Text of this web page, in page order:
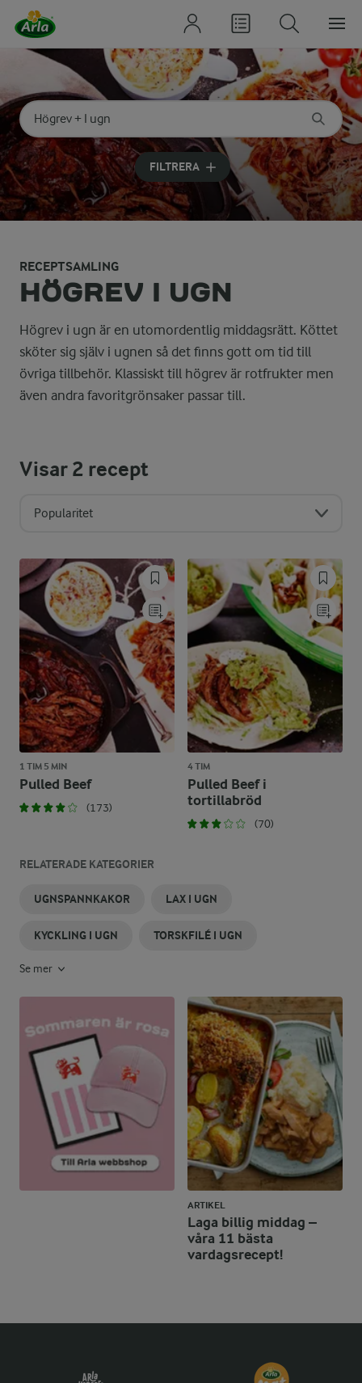
Sök på kategori eller ingrediens
Skriv in sökord för att få förslag
FILTRERA
RECEPTSAMLING
HÖGREV I UGN
Högrev i ugn är en utomordentlig middagsrätt. Köttet
sköter sig själv i ugnen så det finns gott om tid till
övriga tillbehör. Klassiskt till högrev är rotfrukter men
även andra favoritgrönsaker passar till.
Visar2 recept
Popularitet
1 TIM 5 MIN
Pulled Beef
(173)
4 TIM
Pulled Beef i
tortillabröd
(70)
RELATERADE KATEGORIER
UGNSPANNKAKOR LAX I UGN
KYCKLING I UGN TORSKFILÉ I UGN
Se mer
ARTIKEL
Laga billig middag –
våra 11 bästa
vardagsrecept!